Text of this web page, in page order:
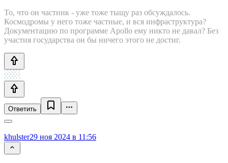
То, что он частник - уже тоже тыщу раз обсуждалось.
Космодромы у него тоже частные, и вся инфраструктура?
Документацию по программе Apollo ему никто не давал? Без
участия государства он бы ничего этого не достиг.
Ответить
khulster29 ноя 2024 в 11:56